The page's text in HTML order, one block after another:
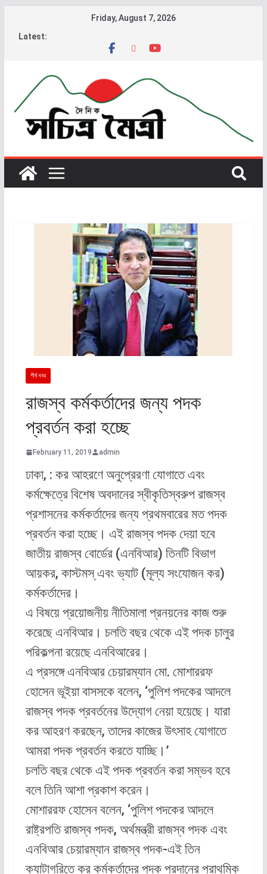
Friday, August 7, 2026
Latest:
শীর্ষ খবর
রাজস্ব কর্মকর্তাদের জন্য পদক
প্রবর্তন করা হচ্ছে
February 11, 2019 admin
ঢাকা, : কর আহরণে অনুপ্রেরণা যোগাতে এবং
কর্মক্ষেত্রে বিশেষ অবদানের স্বীকৃতিস্বরুপ রাজস্ব
প্রশাসনের কর্মকর্তাদের জন্য প্রথমবারের মত পদক
প্রবর্তন করা হচ্ছে। এই রাজস্ব পদক দেয়া হবে
জাতীয় রাজস্ব বোর্ডের (এনবিআর) তিনটি বিভাগ
আয়কর, কাস্টমস্ এবং ভ্যাট (মূল্য সংযোজন কর)
কর্মকর্তাদের।
এ বিষয়ে প্রয়োজনীয় নীতিমালা প্রনয়নের কাজ শুরু
করেছে এনবিআর। চলতি বছর থেকে এই পদক চালুর
পরিকল্পনা রয়েছে এনবিআরের।
এ প্রসঙ্গে এনবিআর চেয়ারম্যান মো. মোশাররফ
হোসেন ভূইয়া বাসসকে বলেন, ‘পুলিশ পদকের আদলে
রাজস্ব পদক প্রবর্তনের উদ্যোগ নেয়া হয়েছে। যারা
কর আহরণ করছেন, তাদের কাজের উৎসাহ যোগাতে
আমরা পদক প্রবর্তন করতে যাচ্ছি।’
চলতি বছর থেকে এই পদক প্রবর্তন করা সম্ভব হবে
বলে তিনি আশা প্রকাশ করেন।
মোশাররফ হোসেন বলেন, ‘পুলিশ পদকের আদলে
রাষ্ট্রপতি রাজস্ব পদক, অর্থমন্ত্রী রাজস্ব পদক এবং
এনবিআর চেয়ারম্যান রাজস্ব পদক-এই তিন
ক্যাটাগরিতে কর কর্মকর্তাদের পদক প্রদানের প্রাথমিক